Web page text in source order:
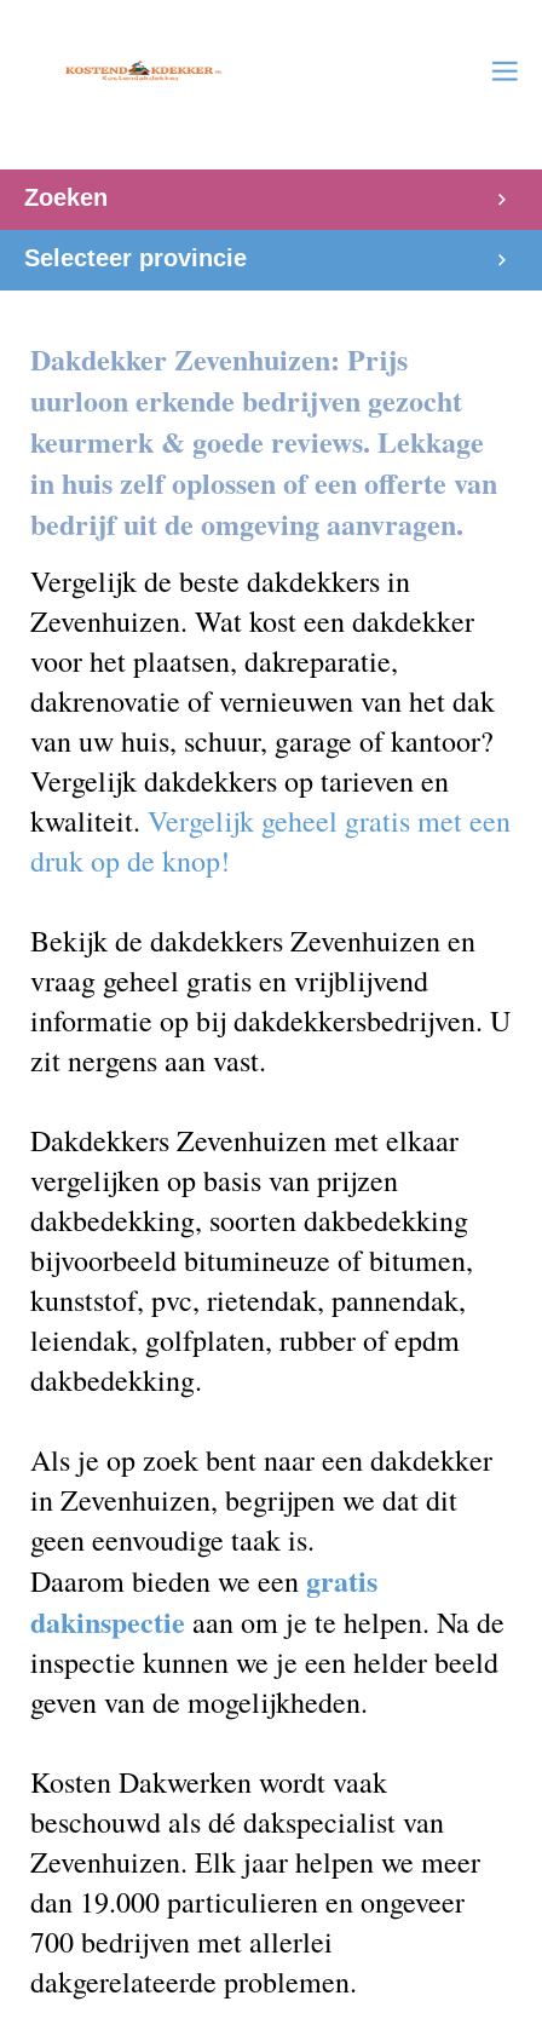
Zoeken
Selecteer provincie
Dakdekker Zevenhuizen: Prijs
uurloon erkende bedrijven gezocht
keurmerk & goede reviews. Lekkage
in huis zelf oplossen of een offerte van
bedrijf uit de omgeving aanvragen.
Vergelijk de beste dakdekkers in
Zevenhuizen. Wat kost een dakdekker
voor het plaatsen, dakreparatie,
dakrenovatie of vernieuwen van het dak
van uw huis, schuur, garage of kantoor?
Vergelijk dakdekkers op tarieven en
kwaliteit. Vergelijk geheel gratis met een
druk op de knop!
Bekijk de dakdekkers Zevenhuizen en
vraag geheel gratis en vrijblijvend
informatie op bij dakdekkersbedrijven. U
zit nergens aan vast.
Dakdekkers Zevenhuizen met elkaar
vergelijken op basis van prijzen
dakbedekking, soorten dakbedekking
bijvoorbeeld bitumineuze of bitumen,
kunststof, pvc, rietendak, pannendak,
leiendak, golfplaten, rubber of epdm
dakbedekking.
Als je op zoek bent naar een dakdekker
in Zevenhuizen, begrijpen we dat dit
geen eenvoudige taak is.
Daarom bieden we een gratis
dakinspectie aan om je te helpen. Na de
inspectie kunnen we je een helder beeld
geven van de mogelijkheden.
Kosten Dakwerken wordt vaak
beschouwd als dé dakspecialist van
Zevenhuizen. Elk jaar helpen we meer
dan 19.000 particulieren en ongeveer
700 bedrijven met allerlei
dakgerelateerde problemen.